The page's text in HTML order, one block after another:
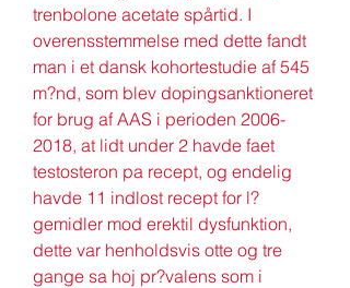
trenbolone acetate spårtid. I
overensstemmelse med dette fandt
man i et dansk kohortestudie af 545
m?nd, som blev dopingsanktioneret
for brug af AAS i perioden 2006-
2018, at lidt under 2 havde faet
testosteron pa recept, og endelig
havde 11 indlost recept for l?
gemidler mod erektil dysfunktion,
dette var henholdsvis otte og tre
gange sa hoj pr?valens som i